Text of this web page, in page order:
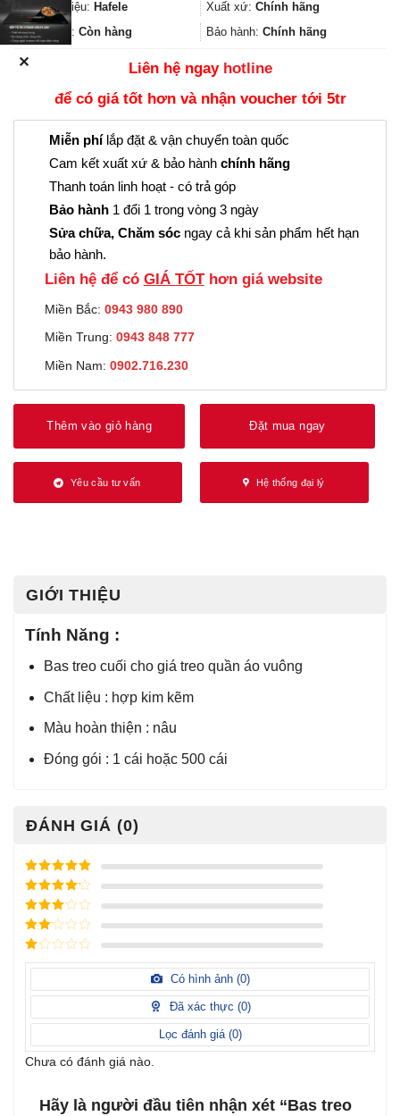
100.000₫.là:
75.000₫.
Thương hiệu: Hafele Xuất xứ: Chính hãng
Trạng thái: Còn hàng Bảo hành: Chính hãng
Liên hệ ngay hotline
để có giá tốt hơn và nhận voucher tới 5tr
Miễn phílắp đặt & vận chuyển toàn quốc
Cam kết xuất xứ & bảo hành chính hãng
Thanh toán linh hoạt - có trả góp
Bảo hành 1 đổi 1 trong vòng 3 ngày
Sửa chữa, Chăm sóc ngay cả khi sản phẩm hết hạn
bảo hành.
Liên hệ để có GIÁ TỐThơn giá website
Miền Bắc: 0943 980 890
Miền Trung: 0943 848 777
Miền Nam: 0902.716.230
Thêm vào giỏ hàng Đặt mua ngay
Yêu cầu tư vấn Hệ thống đại lý
GIỚI THIỆU
Tính Năng :
Bas treo cuối cho giá treo quần áo vuông
Chất liệu : hợp kim kẽm
Màu hoàn thiện : nâu
Đóng gói : 1 cái hoặc 500 cái
ĐÁNH GIÁ (0)
Được xếp
hạng
5
5
sao
Được xếp
hạng
4
5
sao
Được
xếp
hạng3
5 sao
Được
hạng
sao
Được
hạng
sao
Có hình ảnh (0)
Đã xác thực (0)
Lọc đánh giá (0)
Chưa có đánh giá nào.
Hãy là người đầu tiên nhận xét “Bas treo
✕